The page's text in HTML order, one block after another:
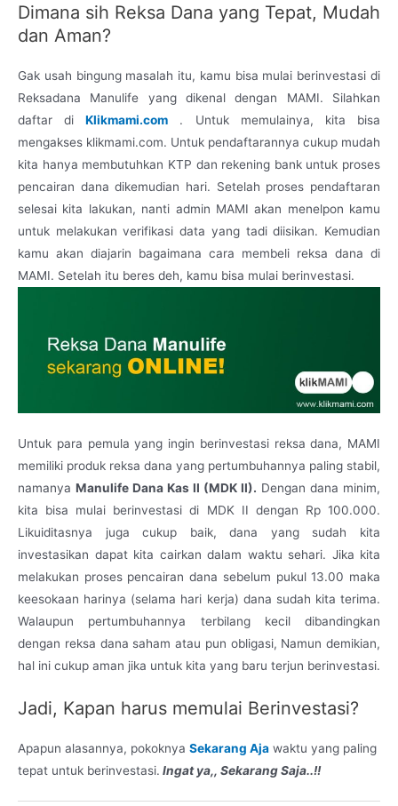
Dimana sih Reksa Dana yang Tepat, Mudah
dan Aman?
Gak usah bingung masalah itu, kamu bisa mulai berinvestasi di
Reksadana Manulife yang dikenal dengan MAMI. Silahkan
daftar diKlikmami.com . Untuk memulainya, kita bisa
mengakses klikmami.com. Untuk pendaftarannya cukup mudah
kita hanya membutuhkan KTP dan rekening bank untuk proses
pencairan dana dikemudian hari. Setelah proses pendaftaran
selesai kita lakukan, nanti admin MAMI akan menelpon kamu
untuk melakukan verifikasi data yang tadi diisikan. Kemudian
kamu akan diajarin bagaimana cara membeli reksa dana di
MAMI. Setelah itu beres deh, kamu bisa mulai berinvestasi.
Untuk para pemula yang ingin berinvestasi reksa dana, MAMI
memiliki produk reksa dana yang pertumbuhannya paling stabil,
namanya Manulife Dana Kas II (MDK II). Dengan dana minim,
kita bisa mulai berinvestasi di MDK II dengan Rp 100.000.
Likuiditasnya juga cukup baik, dana yang sudah kita
investasikan dapat kita cairkan dalam waktu sehari. Jika kita
melakukan proses pencairan dana sebelum pukul 13.00 maka
keesokaan harinya (selama hari kerja) dana sudah kita terima.
Walaupun pertumbuhannya terbilang kecil dibandingkan
dengan reksa dana saham atau pun obligasi, Namun demikian,
hal ini cukup aman jika untuk kita yang baru terjun berinvestasi.
Jadi, Kapan harus memulai Berinvestasi?
Apapun alasannya, pokoknya Sekarang Aja waktu yang paling
tepat untuk berinvestasi. Ingat ya,, Sekarang Saja..!!